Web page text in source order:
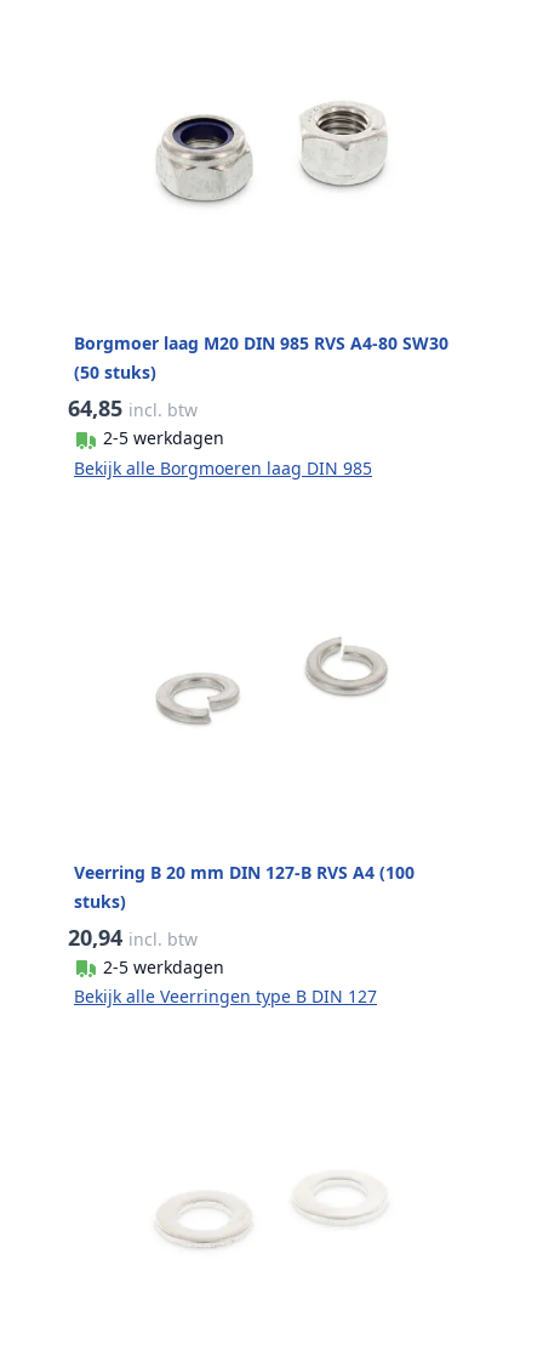
Borgmoer laag M20 DIN 985 RVS A4-80 SW30
(50 stuks)
64,85 incl. btw
2-5 werkdagen
Bekijk alle Borgmoeren laag DIN 985
Veerring B 20 mm DIN 127-B RVS A4 (100
stuks)
20,94 incl. btw
2-5 werkdagen
Bekijk alle Veerringen type B DIN 127